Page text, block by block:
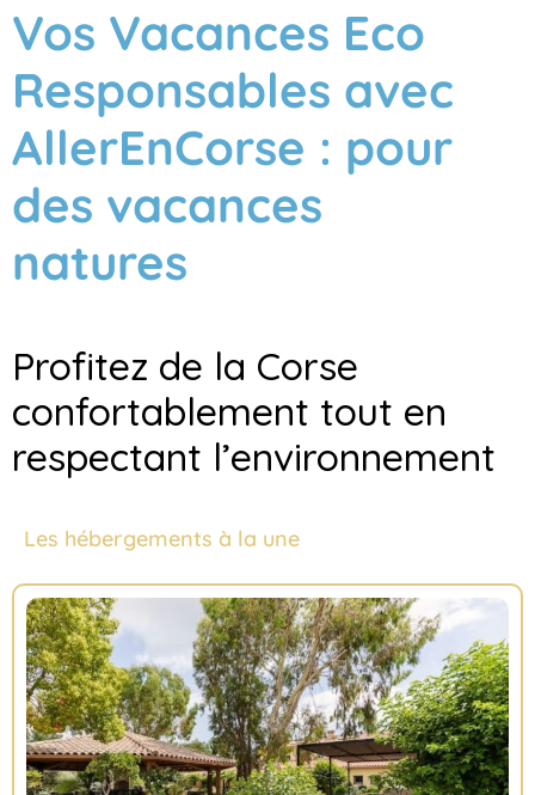
Vos Vacances Eco
Responsables avec
AllerEnCorse : pour
des vacances
natures
Profitez de la Corse
confortablement tout en
respectant l’environnement
Les hébergements à la une